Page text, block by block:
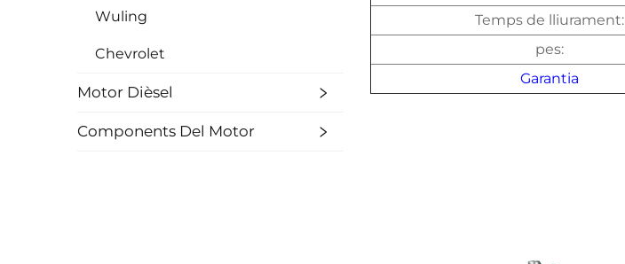
Wuling
Chevrolet
Motor Dièsel
Components Del Motor
Temps de lliurament:
pes:
Garantia